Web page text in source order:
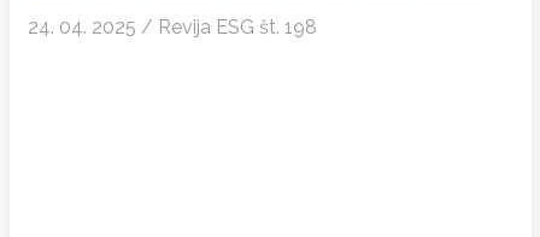
24. 04. 2025 / Revija ESG št. 198